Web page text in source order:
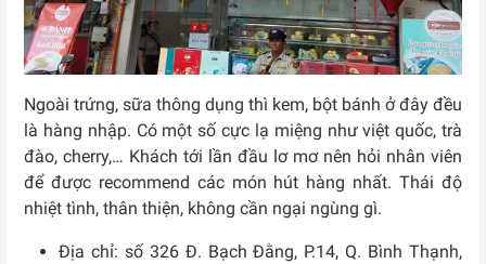
Ngoài trứng, sữa thông dụng thì kem, bột bánh ở đây đều
là hàng nhập. Có một số cực lạ miệng như việt quốc, trà
đào, cherry,… Khách tới lần đầu lơ mơ nên hỏi nhân viên
để được recommend các món hút hàng nhất. Thái độ
nhiệt tình, thân thiện, không cần ngại ngùng gì.
Địa chỉ: số 326 Đ. Bạch Đằng, P.14, Q. Bình Thạnh,